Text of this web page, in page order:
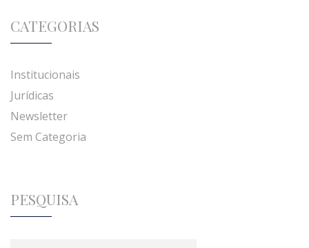
CATEGORIAS
Institucionais
Jurídicas
Newsletter
Sem Categoria
PESQUISA